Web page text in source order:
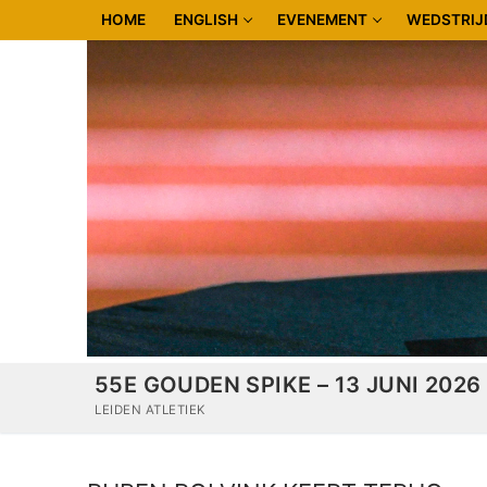
naar
HOME ENGLISH EVENEMENT
55E GOUDEN SPIKE – 13 JUNI 2026
LEIDEN ATLETIEK